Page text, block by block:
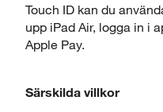
Touch ID kan du
upp iPad Air, logga in i
Apple Pay.
Särskilda villkor